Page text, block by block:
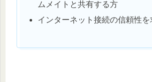
ムメイトと共有する方
インターネット接続の信頼性